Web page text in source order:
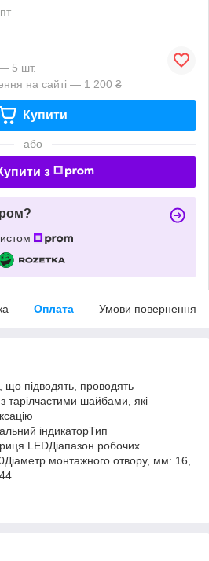
5 шт.
на сайті — 1 200 ₴
Купити
або
з
Оплата Умови повернення
що підводять, проводять
тарілчастими шайбами, які
індикаторТип
LEDДіапазон робочих
монтажного отвору, мм: 16,